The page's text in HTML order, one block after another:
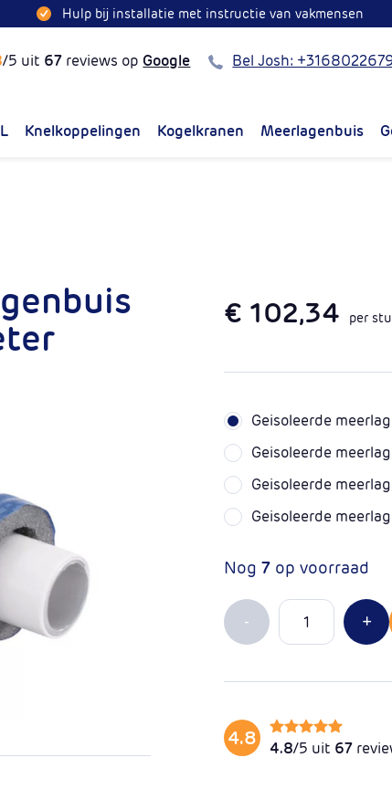
Hulp bij installatie met instructie van vakmensen
/5 uit 67 reviews op Google Bel Bel Josh:
Knelkoppelingen Kogelkranen Meerlagenbuis
€ 102,34 per
Geisoleerde
Geisoleerde
Geisoleerde
Geisoleerde
Nog 7 op voorraad
- Min 1
Aantal
+
4.8 4.8/5 uit 67